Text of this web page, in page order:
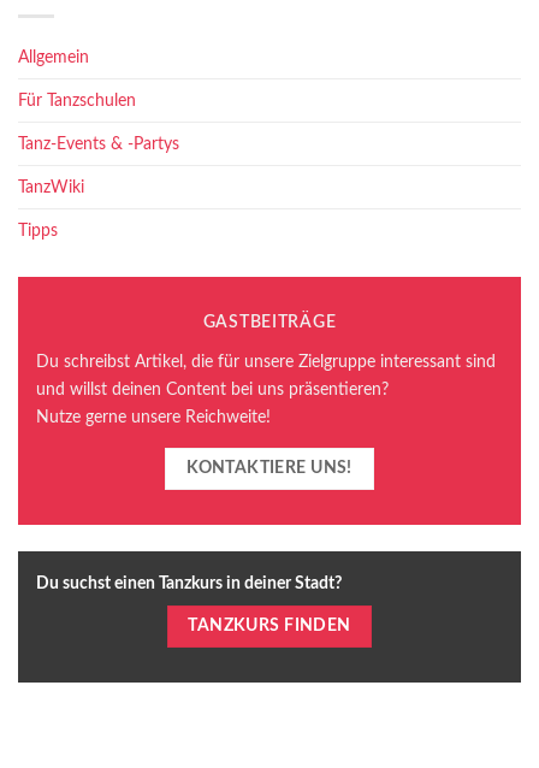
Allgemein
Für Tanzschulen
Tanz-Events & -Partys
TanzWiki
Tipps
GASTBEITRÄGE
Du schreibst Artikel, die für unsere Zielgruppe interessant sind
und willst deinen Content bei uns präsentieren?
Nutze gerne unsere Reichweite!
KONTAKTIERE UNS!
Du suchst einen Tanzkurs in deiner Stadt?
TANZKURS FINDEN